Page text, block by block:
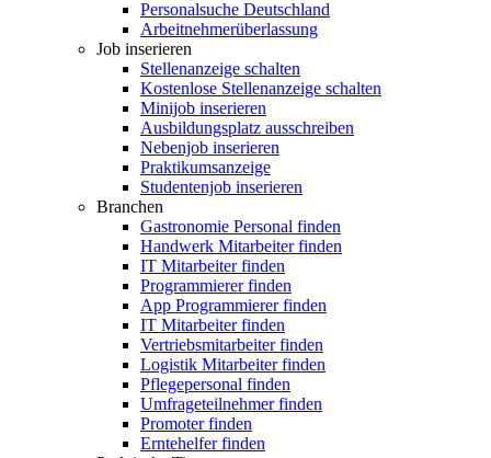
Personalsuche Deutschland
Arbeitnehmerüberlassung
Job inserieren
Stellenanzeige schalten
Kostenlose Stellenanzeige schalten
Minijob inserieren
Ausbildungsplatz ausschreiben
Nebenjob inserieren
Praktikumsanzeige
Studentenjob inserieren
Branchen
Gastronomie Personal finden
Handwerk Mitarbeiter finden
IT Mitarbeiter finden
Programmierer finden
App Programmierer finden
IT Mitarbeiter finden
Vertriebsmitarbeiter finden
Logistik Mitarbeiter finden
Pflegepersonal finden
Umfrageteilnehmer finden
Promoter finden
Erntehelfer finden